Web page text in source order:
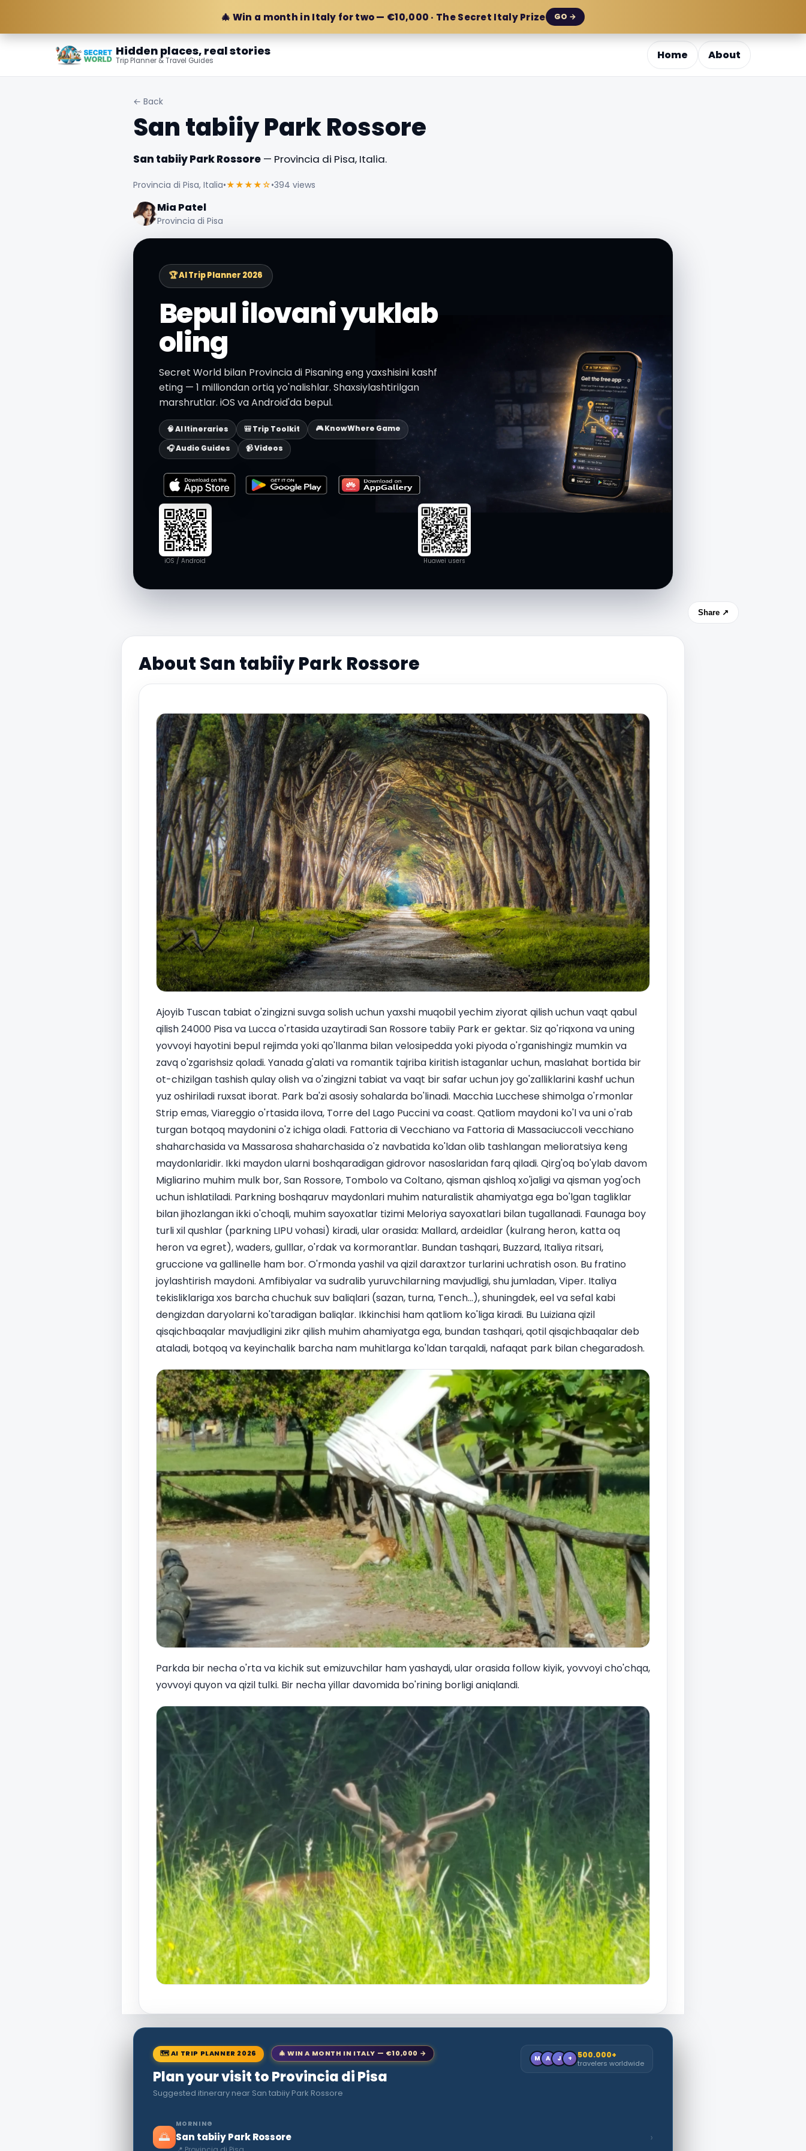
🎄 Win a month in Italy for two — €10,000 · The Secret Italy Prize GO →
Hidden places, real stories
Trip Planner & Travel Guides Home About
← Back
San tabiiy Park Rossore
San tabiiy Park Rossore— Provincia di Pisa, Italia.
Provincia di Pisa, Italia•★★★★☆•394 views
Mia Patel
Provincia di Pisa
🏆 AI Trip Planner 2026
Bepul ilovani yuklab
oling
Secret World bilan Provincia di Pisaning eng yaxshisini kashf
eting — 1 milliondan ortiq yo'nalishlar. Shaxsiylashtirilgan
marshrutlar. iOS va Android'da bepul.
🧠 AI Itineraries 🎒 Trip Toolkit
🎮 KnowWhere Game
🎧 Audio Guides
📹 Videos
iOS / Android Huawei users
Share ↗
About San tabiiy Park Rossore
Ajoyib Tuscan tabiat o'zingizni suvga solish uchun yaxshi muqobil yechim ziyorat qilish uchun vaqt qabul
qilish 24000 Pisa va Lucca o'rtasida uzaytiradi San Rossore tabiiy Park er gektar. Siz qo'riqxona va uning
yovvoyi hayotini bepul rejimda yoki qo'llanma bilan velosipedda yoki piyoda o'rganishingiz mumkin va
zavq o'zgarishsiz qoladi. Yanada g'alati va romantik tajriba kiritish istaganlar uchun, maslahat bortida bir
ot-chizilgan tashish qulay olish va o'zingizni tabiat va vaqt bir safar uchun joy go'zalliklarini kashf uchun
yuz oshiriladi ruxsat iborat. Park ba'zi asosiy sohalarda bo'linadi. Macchia Lucchese shimolga o'rmonlar
Strip emas, Viareggio o'rtasida ilova, Torre del Lago Puccini va coast. Qatliom maydoni ko'l va uni o'rab
turgan botqoq maydonini o'z ichiga oladi. Fattoria di Vecchiano va Fattoria di Massaciuccoli vecchiano
shaharchasida va Massarosa shaharchasida o'z navbatida ko'ldan olib tashlangan melioratsiya keng
maydonlaridir. Ikki maydon ularni boshqaradigan gidrovor nasoslaridan farq qiladi. Qirg'oq bo'ylab davom
Migliarino muhim mulk bor, San Rossore, Tombolo va Coltano, qisman qishloq xo'jaligi va qisman yog'och
uchun ishlatiladi. Parkning boshqaruv maydonlari muhim naturalistik ahamiyatga ega bo'lgan tagliklar
bilan jihozlangan ikki o'choqli, muhim sayoxatlar tizimi Meloriya sayoxatlari bilan tugallanadi. Faunaga boy
turli xil qushlar (parkning LIPU vohasi) kiradi, ular orasida: Mallard, ardeidlar (kulrang heron, katta oq
heron va egret), waders, gulllar, o'rdak va kormorantlar. Bundan tashqari, Buzzard, Italiya ritsari,
gruccione va gallinelle ham bor. O'rmonda yashil va qizil daraxtzor turlarini uchratish oson. Bu fratino
joylashtirish maydoni. Amfibiyalar va sudralib yuruvchilarning mavjudligi, shu jumladan, Viper. Italiya
tekisliklariga xos barcha chuchuk suv baliqlari (sazan, turna, Tench...), shuningdek, eel va sefal kabi
dengizdan daryolarni ko'taradigan baliqlar. Ikkinchisi ham qatliom ko'liga kiradi. Bu Luiziana qizil
qisqichbaqalar mavjudligini zikr qilish muhim ahamiyatga ega, bundan tashqari, qotil qisqichbaqalar deb
ataladi, botqoq va keyinchalik barcha nam muhitlarga ko'ldan tarqaldi, nafaqat park bilan chegaradosh.
Parkda bir necha o'rta va kichik sut emizuvchilar ham yashaydi, ular orasida follow kiyik, yovvoyi cho'chqa,
yovvoyi quyon va qizil tulki. Bir necha yillar davomida bo'rining borligi aniqlandi.
🗺 AI TRIP PLANNER 2026 🎄 WIN A MONTH IN ITALY — €10,000 →
Plan your visit to Provincia di Pisa
Suggested itinerary near San tabiiy Park Rossore
M A J + 500.000+
travelers worldwide
🌅
MORNING
San tabiiy Park Rossore ›